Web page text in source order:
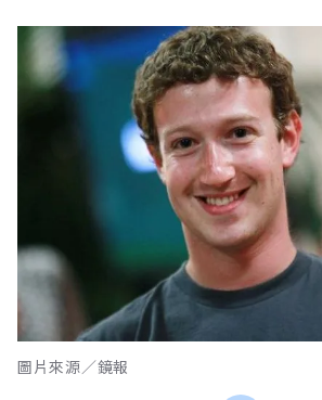
圖片來源∕鏡報